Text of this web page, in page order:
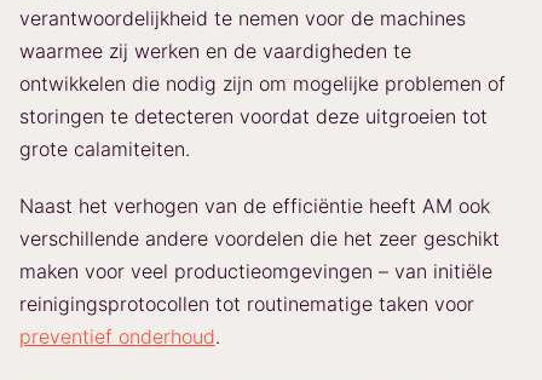
verantwoordelijkheid te nemen voor de machines
waarmee zij werken en de vaardigheden te
ontwikkelen die nodig zijn om mogelijke problemen of
storingen te detecteren voordat deze uitgroeien tot
grote calamiteiten.
Naast het verhogen van de efficiëntie heeft AM ook
verschillende andere voordelen die het zeer geschikt
maken voor veel productieomgevingen – van initiële
reinigingsprotocollen tot routinematige taken voor
preventief onderhoud.